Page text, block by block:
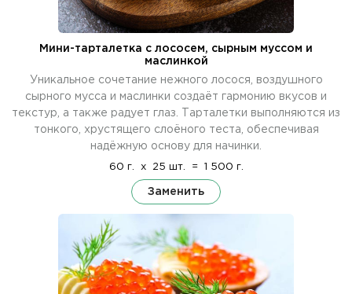
Мини-тарталетка с лососем, сырным муссом и
маслинкой
Уникальное сочетание нежного лосося, воздушного
сырного мусса и маслинки создаёт гармонию вкусов и
текстур, а также радует глаз. Тарталетки выполняются из
тонкого, хрустящего слоёного теста, обеспечивая
надёжную основу для начинки.
60 г. x 25 шт. = 1 500 г.
Заменить